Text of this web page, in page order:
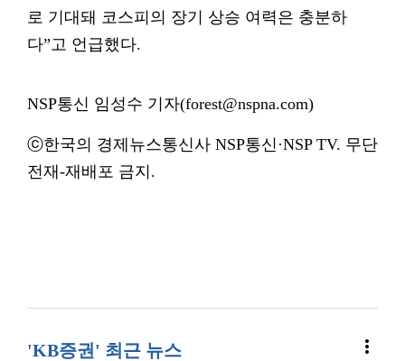
로 기대돼 코스피의 장기 상승 여력은 충분하
다”고 언급했다.
NSP통신 임성수 기자(forest@nspna.com)
ⓒ한국의 경제뉴스통신사 NSP통신·NSP TV. 무단
전재-재배포 금지.
'KB증권' 최근 뉴스 more_vert